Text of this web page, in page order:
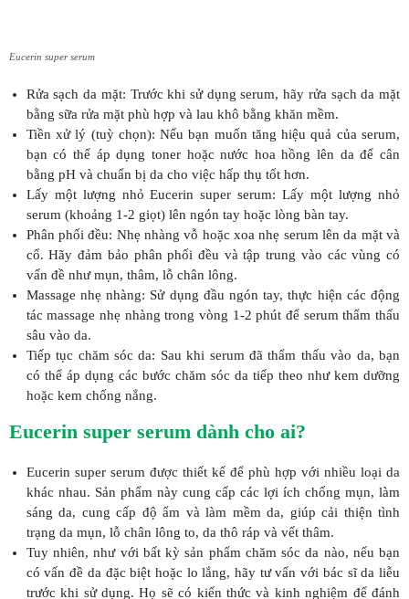
Eucerin super serum
Rửa sạch da mặt: Trước khi sử dụng serum, hãy rửa sạch da mặt
bằng sữa rửa mặt phù hợp và lau khô bằng khăn mềm.
Tiền xử lý (tuỳ chọn): Nếu bạn muốn tăng hiệu quả của serum,
bạn có thể áp dụng toner hoặc nước hoa hồng lên da để cân
bằng pH và chuẩn bị da cho việc hấp thụ tốt hơn.
Lấy một lượng nhỏ Eucerin super serum: Lấy một lượng nhỏ
serum (khoảng 1-2 giọt) lên ngón tay hoặc lòng bàn tay.
Phân phối đều: Nhẹ nhàng vỗ hoặc xoa nhẹ serum lên da mặt và
cổ. Hãy đảm bảo phân phối đều và tập trung vào các vùng có
vấn đề như mụn, thâm, lỗ chân lông.
Massage nhẹ nhàng: Sử dụng đầu ngón tay, thực hiện các động
tác massage nhẹ nhàng trong vòng 1-2 phút để serum thẩm thấu
sâu vào da.
Tiếp tục chăm sóc da: Sau khi serum đã thẩm thấu vào da, bạn
có thể áp dụng các bước chăm sóc da tiếp theo như kem dưỡng
hoặc kem chống nắng.
Eucerin super serum dành cho ai?
Eucerin super serum được thiết kế để phù hợp với nhiều loại da
khác nhau. Sản phẩm này cung cấp các lợi ích chống mụn, làm
sáng da, cung cấp độ ẩm và làm mềm da, giúp cải thiện tình
trạng da mụn, lỗ chân lông to, da thô ráp và vết thâm.
Tuy nhiên, như với bất kỳ sản phẩm chăm sóc da nào, nếu bạn
có vấn đề da đặc biệt hoặc lo lắng, hãy tư vấn với bác sĩ da liễu
trước khi sử dụng. Họ sẽ có kiến thức và kinh nghiệm để đánh